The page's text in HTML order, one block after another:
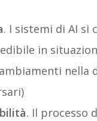
. I sistemi di AI si
in
nella
. Il processo